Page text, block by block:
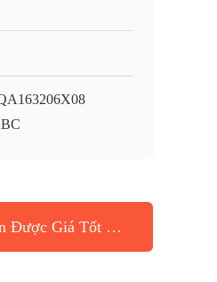
Được Giá Tốt Nhất